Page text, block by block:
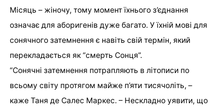
Місяць – жіночу, тому момент їхнього з’єднання
означає для аборигенів дуже багато. У їхній мові для
сонячного затемнення є навіть свій термін, який
перекладається як “смерть Сонця”.
“Сонячні затемнення потрапляють в літописи по
всьому світу протягом майже п’яти тисячоліть, –
каже Таня де Салес Маркес. – Нескладно уявити, що